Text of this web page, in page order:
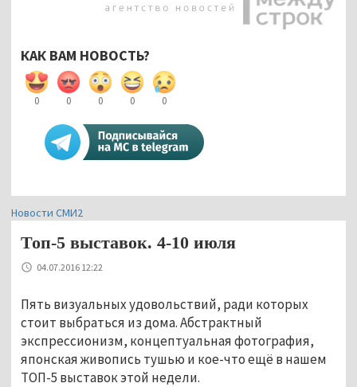
КАК ВАМ НОВОСТЬ?
0 0 0 0 0
Новости СМИ2
Топ-5 выставок. 4-10 июля
04.07.2016 12:22
Пять визуальных удовольствий, ради которых
стоит выбраться из дома. Абстрактный
экспрессионизм, концептуальная фотография,
японская живопись тушью и кое-что ещё в нашем
ТОП-5 выставок этой недели.